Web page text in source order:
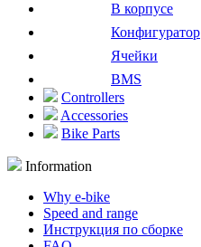
В корпусе
Конфигуратор
Ячейки
BMS
Controllers
Accessories
Bike Parts
Information
Why e-bike
Speed and range
Инструкция по сборке